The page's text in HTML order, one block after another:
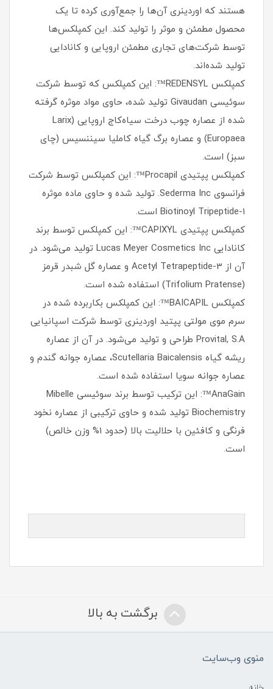
هستند که اوردینری آن‌ها را جمع‌آوری کرده تا یک
محصول مطمئن و موثر را تولید کند. این کمپلکس‌ها
توسط شرکت‌های تجاری مطمئن اروپایی و کانادایی
تولید شده‌اند.
کمپلکس REDENSYL™: این کمپلکس که توسط شرکت
سوئیسی Givaudan تولید شده، حاوی مواد موثره گرفته
شده از عصاره چوب درخت سیاه‌کاج اروپایی (Larix
Europaea) و عصاره برگ گیاه کاملیا سیننسیس (چای
سبز) است.
کمپلکس پپتیدی Procapil™: این کمپلکس توسط شرکت
فرانسوی Sederma Inc. تولید شده و حاوی ماده موثره
Biotinoyl Tripeptide-1 است.
کمپلکس پپتیدی CAPIXYL™: این کمپلکس توسط برند
کانادایی Lucas Meyer Cosmetics Inc تولید می‌شود. در
آن از Acetyl Tetrapeptide-3 و عصاره گل شبدر قرمز
(Trifolium Pratense) استفاده شده است.
کمپلکس BAICAPIL™: این کمپلکس بکاربرده شده در
سرم موی مولتی پپتید اوردینری توسط شرکت اسپانیایی
Provital, S.A طراحی و تولید می‌شود. در آن از عصاره
ریشه گیاه Scutellaria Baicalensis، عصاره جوانه گندم و
عصاره جوانه سویا استفاده شده است.
AnaGain™: این ترکیب توسط برند سوئیسی Mibelle
Biochemistry تولید شده و حاوی ترکیبی از عصاره نخود
فرنگی و کافئین با حلالیت بالا (حدود 1% وزن خالص)
است.
برگشت به بالا
منوی وب‌سایت